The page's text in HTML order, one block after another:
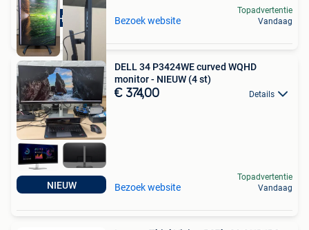
HIGHEND Bezoek website
Topadvertentie
Vandaag
NIEUW
DELL 34 P3424WE curved WQHD
monitor - NIEUW (4 st)
€ 374,00 Details
Bezoek website
Topadvertentie
Vandaag